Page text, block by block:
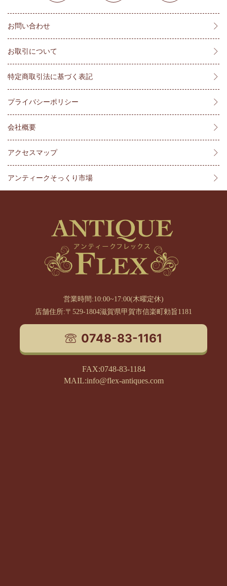
お問い合わせ
お取引について
特定商取引法に基づく表記
プライバシーポリシー
会社概要
アクセスマップ
アンティークそっくり市場
営業時間:10:00~17:00(木曜定休)
店舗住所:〒529-1804滋賀県甲賀市信楽町勅旨1181
0748-83-1161
FAX:0748-83-1184
MAIL:info@flex-antiques.com